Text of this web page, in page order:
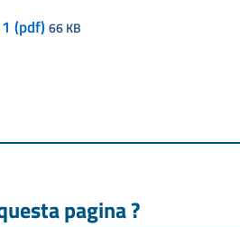
(pdf)66 KB
pagina ?